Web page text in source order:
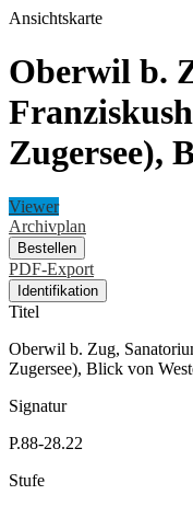
Ansichtskarte
Oberwil b.
Zugersee),
Viewer
Archivplan
Bestellen
PDF-Export
Identifikation
Titel
Oberwil b. Zug,
Zugersee), Blick von
Signatur
P.88-28.22
Stufe